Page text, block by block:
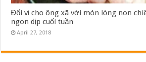
Đổi vị cho ông xã với món lòng non
ngon dịp cuối tuần
April 27, 2018